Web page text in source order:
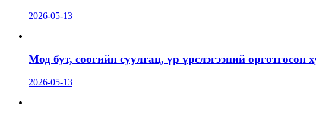
2026-05-13
Мод бут, сөөгийн суулгац, үр үрслэгээний өргөтгөсөн
2026-05-13